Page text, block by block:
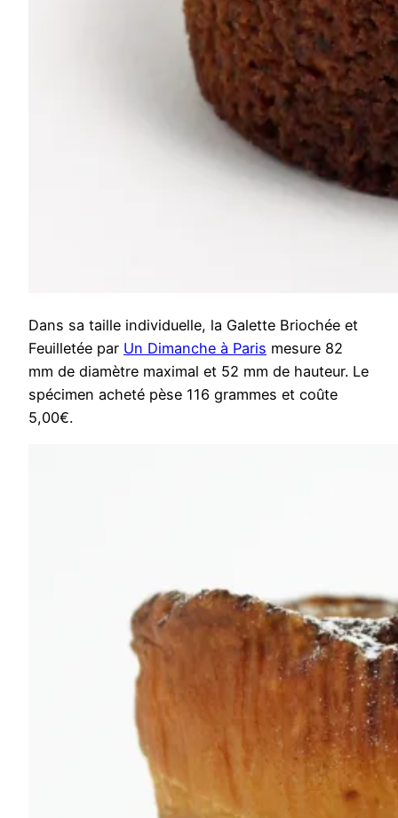
Dans sa taille individuelle, la Galette Briochée et
Feuilletée par Un Dimanche à Paris mesure 82
mm de diamètre maximal et 52 mm de hauteur. Le
spécimen acheté pèse 116 grammes et coûte
5,00€.